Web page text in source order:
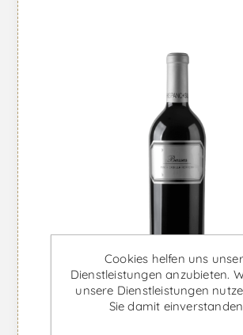
Cookies helfen uns
Dienstleistungen anzubieten.
unsere Dienstleistungen
Sie damit